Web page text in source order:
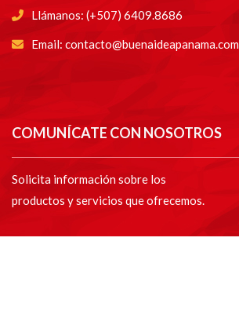
Llámanos: (+507) 6409.8686
Email: contacto@buenaideapanama.com
COMUNÍCATE CON NOSOTROS
Solicita información sobre los
productos y servicios que ofrecemos.